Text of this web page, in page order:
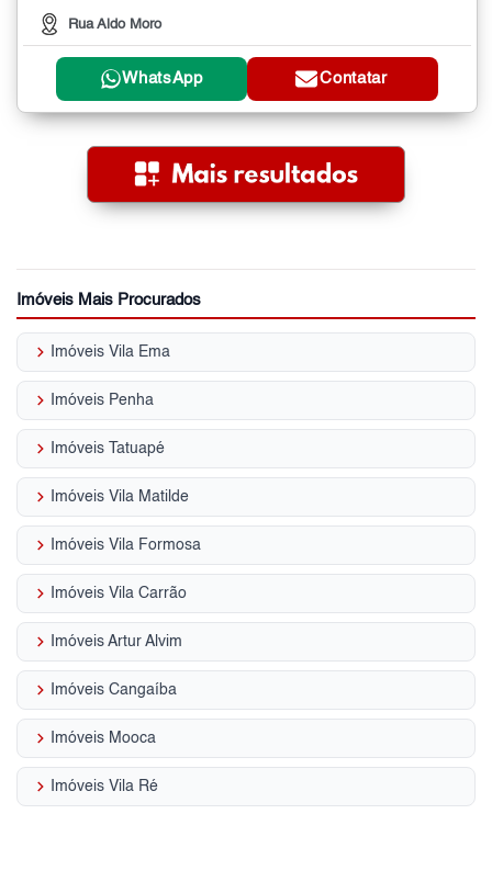
Rua Aldo Moro
WhatsApp Contatar
Imóveis Mais Procurados
keyboard_arrow_right Imóveis Vila Ema
keyboard_arrow_right Imóveis Penha
keyboard_arrow_right Imóveis Tatuapé
keyboard_arrow_right Imóveis Vila Matilde
keyboard_arrow_right Imóveis Vila Formosa
keyboard_arrow_right Imóveis Vila Carrão
keyboard_arrow_right Imóveis Artur Alvim
keyboard_arrow_right Imóveis Cangaíba
keyboard_arrow_right Imóveis Mooca
keyboard_arrow_right Imóveis Vila Ré